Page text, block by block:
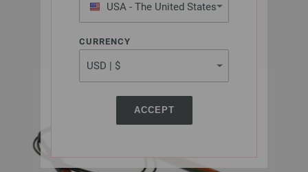
USA - The United States
of America
CURRENCY
ACCEPT